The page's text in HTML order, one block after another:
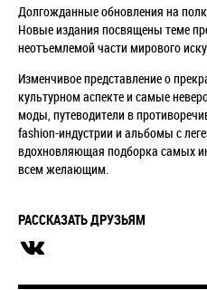
Долгожданные обновления на
Новые издания посвящены теме
неотъемлемой части мирового
Изменчивое представление о
культурном аспекте и самые
моды, путеводители в
fashion-индустрии и альбомы с
вдохновляющая подборка самых
всем желающим.
РАССКАЗАТЬ ДРУЗЬЯМ